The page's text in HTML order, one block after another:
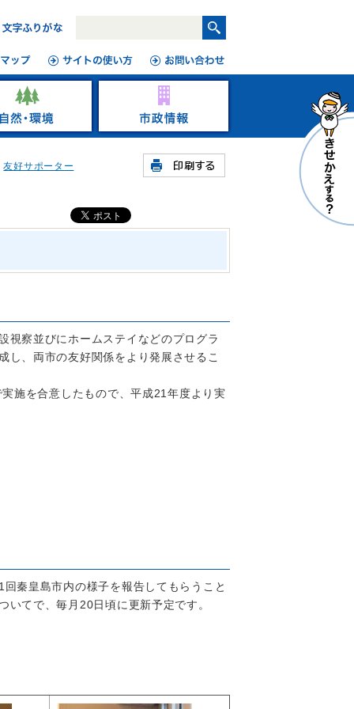
友好サポーター
視察並びにホームステイなどのプログラ
し、両市の友好関係をより発展させるこ
施を合意したもので、平成21年度より実
秦皇島市内の様子を報告してもらうこと
てで、毎月20日頃に更新予定です。